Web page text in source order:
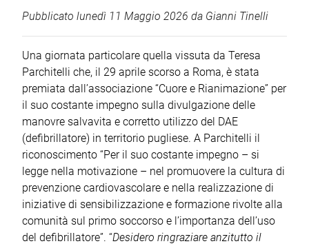
Pubblicato lunedì 11 Maggio 2026 da Gianni Tinelli
Una giornata particolare quella vissuta da Teresa
Parchitelli che, il 29 aprile scorso a Roma, è stata
premiata dall’associazione “Cuore e Rianimazione” per
il suo costante impegno sulla divulgazione delle
manovre salvavita e corretto utilizzo del DAE
(defibrillatore) in territorio pugliese. A Parchitelli il
riconoscimento “Per il suo costante impegno – si
legge nella motivazione – nel promuovere la cultura di
prevenzione cardiovascolare e nella realizzazione di
iniziative di sensibilizzazione e formazione rivolte alla
comunità sul primo soccorso e l’importanza dell’uso
del defibrillatore”. “Desidero ringraziare anzitutto il